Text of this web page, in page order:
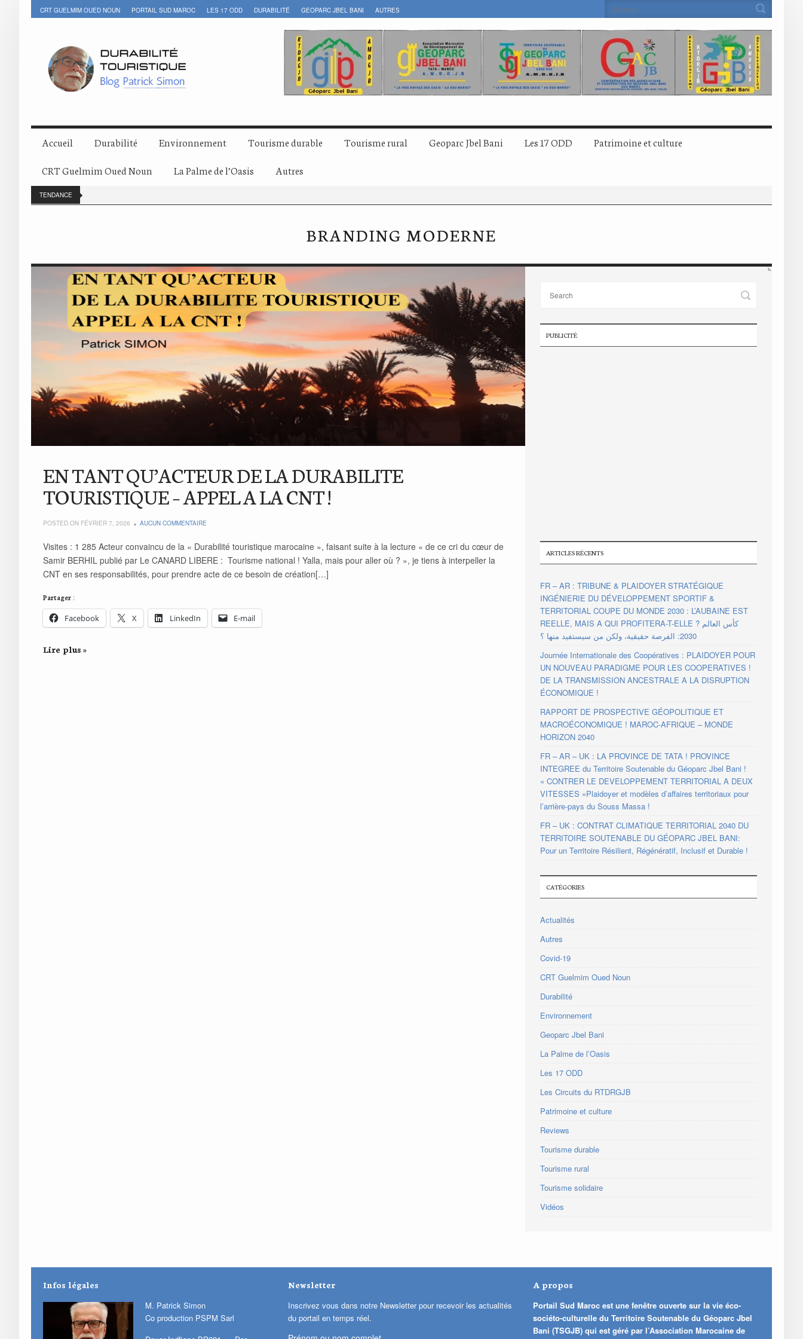
CRT GUELMIM OUED NOUN PORTAIL SUD MAROC LES 17 ODD DURABILITÉ GEOPARC JBEL BANI AUTRES
Accueil Durabilité Environnement Tourisme durable Tourisme rural Geoparc Jbel Bani Les 17 ODD Patrimoine et culture
CRT Guelmim Oued Noun La Palme de l’Oasis Autres
TENDANCE
BRANDING MODERNE
EN TANT QU’ACTEUR DE LA DURABILITE
TOURISTIQUE – APPEL A LA CNT !
POSTED ON FÉVRIER 7, 2026 AUCUN COMMENTAIRE
Visites : 1 285 Acteur convaincu de la « Durabilité touristique marocaine », faisant suite à la lecture « de ce cri du cœur de
Samir BERHIL publié par Le CANARD LIBERE : Tourisme national ! Yalla, mais pour aller où ? », je tiens à interpeller la
CNT en ses responsabilités, pour prendre acte de ce besoin de création[…]
Partager :
Facebook X LinkedIn E-mail
Lire plus »
PUBLICITÉ
ARTICLES RÉCENTS
FR – AR : TRIBUNE & PLAIDOYER STRATÉGIQUE
INGÉNIERIE DU DÉVELOPPEMENT SPORTIF &
TERRITORIAL COUPE DU MONDE 2030 : L’AUBAINE EST
REELLE, MAIS A QUI PROFITERA-T-ELLE ? كأس العالم
2030: الفرصة حقيقية، ولكن من سيستفيد منها ؟
Journée Internationale des Coopératives : PLAIDOYER POUR
UN NOUVEAU PARADIGME POUR LES COOPERATIVES !
DE LA TRANSMISSION ANCESTRALE A LA DISRUPTION
ÉCONOMIQUE !
RAPPORT DE PROSPECTIVE GÉOPOLITIQUE ET
MACROÉCONOMIQUE ! MAROC-AFRIQUE – MONDE
HORIZON 2040
FR – AR – UK : LA PROVINCE DE TATA ! PROVINCE
INTEGREE du Territoire Soutenable du Géoparc Jbel Bani !
« CONTRER LE DEVELOPPEMENT TERRITORIAL A DEUX
VITESSES »Plaidoyer et modèles d’affaires territoriaux pour
l’arrière-pays du Souss Massa !
FR – UK : CONTRAT CLIMATIQUE TERRITORIAL 2040 DU
TERRITOIRE SOUTENABLE DU GÉOPARC JBEL BANI:
Pour un Territoire Résilient, Régénératif, Inclusif et Durable !
CATÉGORIES
Actualités
Autres
Covid-19
CRT Guelmim Oued Noun
Durabilité
Environnement
Geoparc Jbel Bani
La Palme de l’Oasis
Les 17 ODD
Les Circuits du RTDRGJB
Patrimoine et culture
Reviews
Tourisme durable
Tourisme rural
Tourisme solidaire
Vidéos
Infos légales
M. Patrick Simon
Co production PSPM Sarl
Newsletter
Inscrivez vous dans notre Newsletter pour recevoir les actualités
du portail en temps réel.
A propos
Portail Sud Maroc est une fenêtre ouverte sur la vie éco-
sociéto-culturelle du Territoire Soutenable du Géoparc Jbel
Bani (TSGJB) qui est géré par l’Association Marocaine de